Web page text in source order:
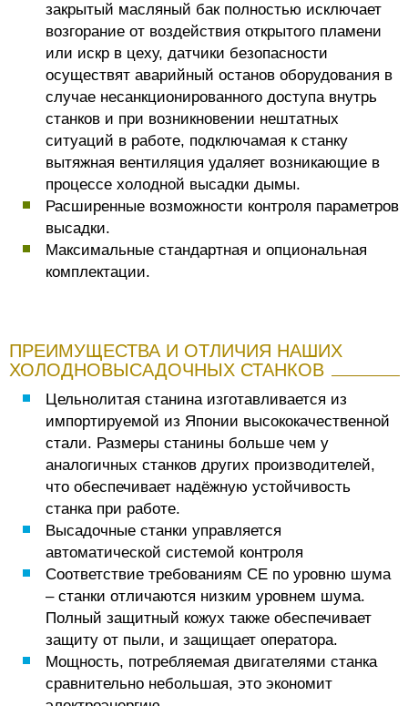
закрытый масляный бак полностью исключает
возгорание от воздействия открытого пламени
или искр в цеху, датчики безопасности
осуществят аварийный останов оборудования в
случае несанкционированного доступа внутрь
станков и при возникновении нештатных
ситуаций в работе, подключамая к станку
вытяжная вентиляция удаляет возникающие в
процессе холодной высадки дымы.
Расширенные возможности контроля параметров
высадки.
Максимальные стандартная и опциональная
комплектации.
ПРЕИМУЩЕСТВА И ОТЛИЧИЯ НАШИХ
ХОЛОДНОВЫСАДОЧНЫХ СТАНКОВ
Цельнолитая станина изготавливается из
импортируемой из Японии высококачественной
стали. Размеры станины больше чем у
аналогичных станков других производителей,
что обеспечивает надёжную устойчивость
станка при работе.
Высадочные станки управляется
автоматической системой контроля
Соответствие требованиям CE по уровню шума
– станки отличаются низким уровнем шума.
Полный защитный кожух также обеспечивает
защиту от пыли, и защищает оператора.
Мощность, потребляемая двигателями станка
сравнительно небольшая, это экономит